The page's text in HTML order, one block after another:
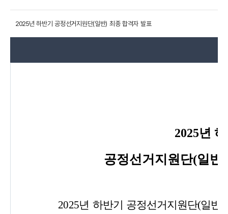
2025년 하반기 공정선거지원단(일반) 최종 합격자 발표